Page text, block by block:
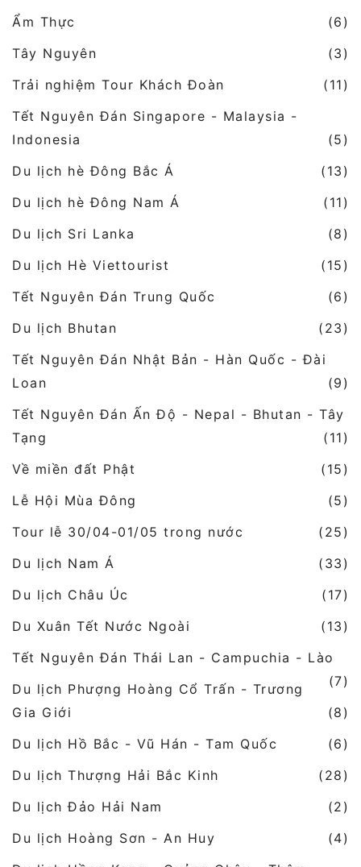
Ẩm Thực
(6)
Tây Nguyên
(3)
Trải nghiệm Tour Khách Đoàn
(11)
Tết Nguyên Đán Singapore - Malaysia -
Indonesia
(5)
Du lịch hè Đông Bắc Á
(13)
Du lịch hè Đông Nam Á
(11)
Du lịch Sri Lanka
(8)
Du lịch Hè Viettourist
(15)
Tết Nguyên Đán Trung Quốc
(6)
Du lịch Bhutan
(23)
Tết Nguyên Đán Nhật Bản - Hàn Quốc - Đài
Loan
(9)
Tết Nguyên Đán Ấn Độ - Nepal - Bhutan - Tây
Tạng
(11)
Về miền đất Phật
(15)
Lễ Hội Mùa Đông
(5)
Tour lễ 30/04-01/05 trong nước
(25)
Du lịch Nam Á
(33)
Du lịch Châu Úc
(17)
Du Xuân Tết Nước Ngoài
(13)
Tết Nguyên Đán Thái Lan - Campuchia - Lào
(7)
Du lịch Phượng Hoàng Cổ Trấn - Trương
Gia Giới
(8)
Du lịch Hồ Bắc - Vũ Hán - Tam Quốc
(6)
Du lịch Thượng Hải Bắc Kinh
(28)
Du lịch Đảo Hải Nam
(2)
Du lịch Hoàng Sơn - An Huy
(4)